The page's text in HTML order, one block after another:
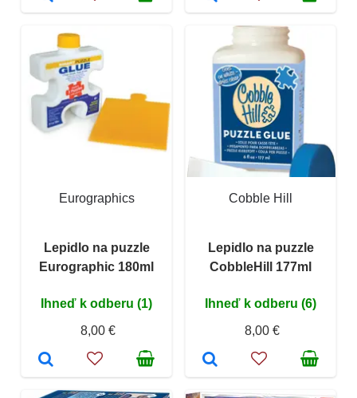
Eurographics
Lepidlo na puzzle
Eurographic 180ml
Ihneď k odberu (1)
8,00 €
Cobble Hill
Lepidlo na puzzle
CobbleHill 177ml
Ihneď k odberu (6)
8,00 €